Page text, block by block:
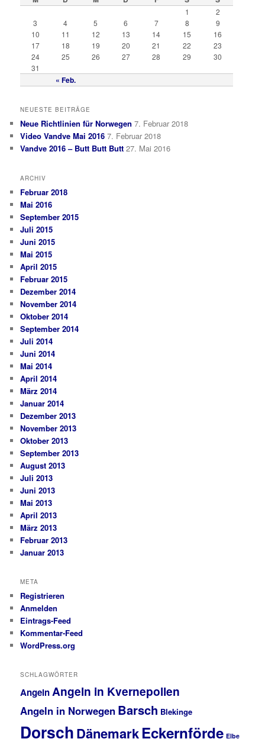
n
« Feb.
1
2
3
4 5 6 7 8
9
10
11 12 13 14 15
16
17
18 19 20 21 22
23
24
25 26 27 28 29
30
31
NEUESTE BEITRÄGE
Neue Richtlinien für Norwegen 7. Februar 2018
Video Vandve Mai 2016 7. Februar 2018
Vandve 2016 – Butt Butt Butt 27. Mai 2016
ARCHIV
Februar 2018
Mai 2016
September 2015
Juli 2015
Juni 2015
Mai 2015
April 2015
Februar 2015
Dezember 2014
November 2014
Oktober 2014
September 2014
Juli 2014
Juni 2014
Mai 2014
April 2014
März 2014
Januar 2014
Dezember 2013
November 2013
Oktober 2013
September 2013
August 2013
Juli 2013
Juni 2013
Mai 2013
April 2013
März 2013
Februar 2013
Januar 2013
META
Registrieren
Anmelden
Eintrags-Feed
Kommentar-Feed
WordPress.org
SCHLAGWÖRTER
AngelnAngeln in Kvernepollen
Angeln in Norwegen Barsch Blekinge
DorschDänemarkEckernförde Elbe